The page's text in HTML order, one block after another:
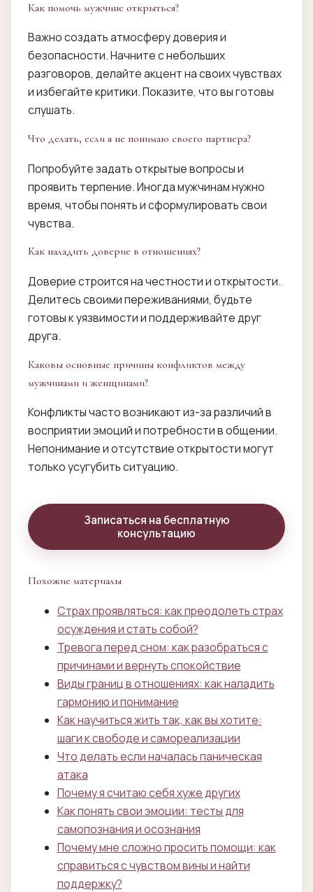
Как помочь мужчине открыться?
Важно создать атмосферу доверия и
безопасности. Начните с небольших
разговоров, делайте акцент на своих чувствах
и избегайте критики. Показите, что вы готовы
слушать.
Что делать, если я не понимаю своего партнера?
Попробуйте задать открытые вопросы и
проявить терпение. Иногда мужчинам нужно
время, чтобы понять и сформулировать свои
чувства.
Как наладить доверие в отношениях?
Доверие строится на честности и открытости.
Делитесь своими переживаниями, будьте
готовы к уязвимости и поддерживайте друг
друга.
Каковы основные причины конфликтов между
мужчинами и женщинами?
Конфликты часто возникают из-за различий в
восприятии эмоций и потребности в общении.
Непонимание и отсутствие открытости могут
только усугубить ситуацию.
Записаться на бесплатную
консультацию
Похожие материалы
Страх проявляться: как преодолеть страх
осуждения и стать собой?
Тревога перед сном: как разобраться с
причинами и вернуть спокойствие
Виды границ в отношениях: как наладить
гармонию и понимание
Как научиться жить так, как вы хотите:
шаги к свободе и самореализации
Что делать если началась паническая
атака
Почему я считаю себя хуже других
Как понять свои эмоции: тесты для
самопознания и осознания
Почему мне сложно просить помощи: как
справиться с чувством вины и найти
поддержку?